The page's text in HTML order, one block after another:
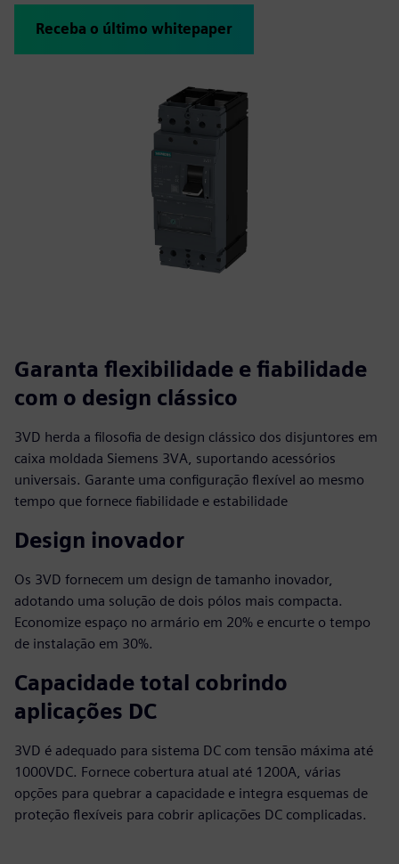
Receba o último whitepaper
Garanta flexibilidade e fiabilidade
com o design clássico
3VD herda a filosofia de design clássico dos disjuntores em
caixa moldada Siemens 3VA, suportando acessórios
universais. Garante uma configuração flexível ao mesmo
tempo que fornece fiabilidade e estabilidade
Design inovador
Os 3VD fornecem um design de tamanho inovador,
adotando uma solução de dois pólos mais compacta.
Economize espaço no armário em 20% e encurte o tempo
de instalação em 30%.
Capacidade total cobrindo
aplicações DC
3VD é adequado para sistema DC com tensão máxima até
1000VDC. Fornece cobertura atual até 1200A, várias
opções para quebrar a capacidade e integra esquemas de
proteção flexíveis para cobrir aplicações DC complicadas.